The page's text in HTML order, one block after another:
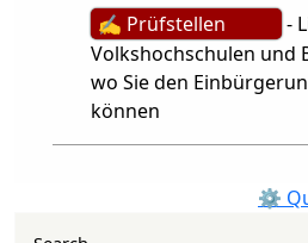
✍ Prüfstellen
-
Volkshochschulen und
wo Sie den
können
⚙